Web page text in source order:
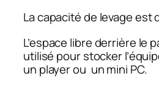
La capacité de levage est
L’espace libre derrière le
utilisé pour stocker
un player ou un mini PC.